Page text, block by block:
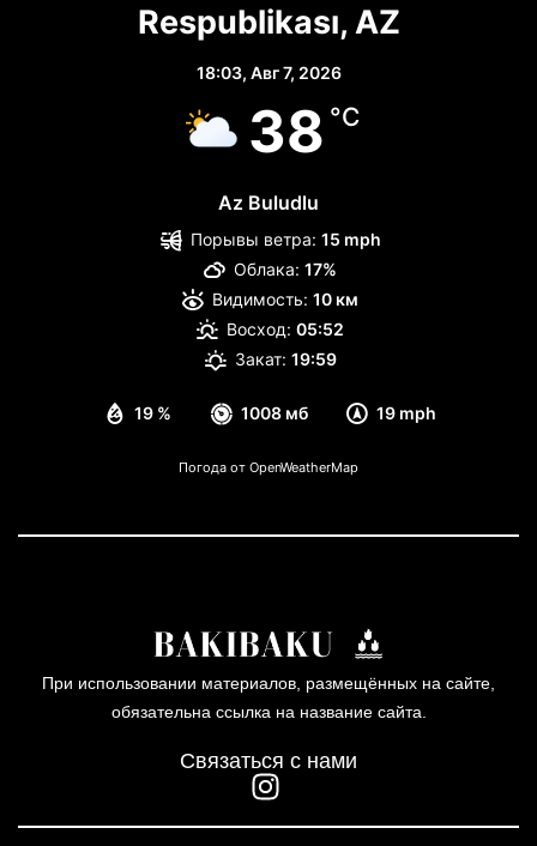
Respublikası, AZ
18:03, Авг 7, 2026
38 °C
Az Buludlu
19 % 1008 мб 19 mph
Порывы ветра: 15 mph
Облака: 17%
Видимость: 10 км
Восход: 05:52
Закат: 19:59
Погода от OpenWeatherMap
При использовании материалов, размещённых на сайте,
обязательна ссылка на название сайта.
Связаться с нами